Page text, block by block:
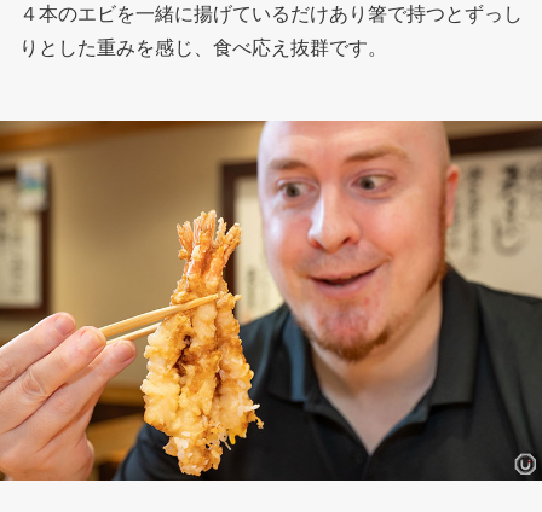
４本のエビを一緒に揚げているだけあり箸で持つとずっし
りとした重みを感じ、食べ応え抜群です。